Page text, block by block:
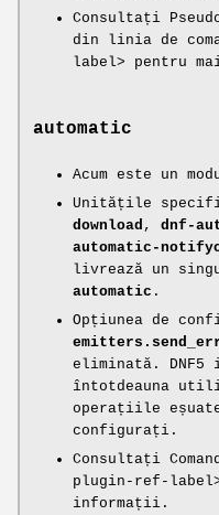
Consultați
din linia de
label> pentru
automatic
Acum este un
Unitățile
download , dnf-
automatic-
livrează un
automatic .
Opțiunea de
eliminată. DNF5
întotdeauna
operațiile
configurați.
Consultați
plugin-ref-
informații.